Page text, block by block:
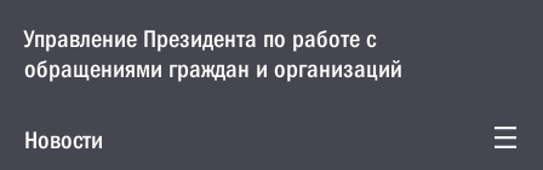
Управление Президента по работе с
обращениями граждан и организаций
Новости